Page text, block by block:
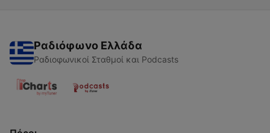
Ραδιόφωνο Ελλάδα
Ραδιοφωνικοί Σταθμοί και Podcasts